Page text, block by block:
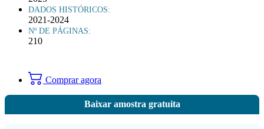
DADOS HISTÓRICOS:
2021-2024
Nº DE PÁGINAS:
210
Comprar agora
Baixar amostra gratuita